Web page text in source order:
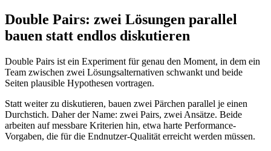
Double Pairs: zwei Lösungen parallel
bauen statt endlos diskutieren
Double Pairs ist ein Experiment für genau den Moment, in dem ein
Team zwischen zwei Lösungsalternativen schwankt und beide
Seiten plausible Hypothesen vortragen.
Statt weiter zu diskutieren, bauen zwei Pärchen parallel je einen
Durchstich. Daher der Name: zwei Pairs, zwei Ansätze. Beide
arbeiten auf messbare Kriterien hin, etwa harte Performance-
Vorgaben, die für die Endnutzer-Qualität erreicht werden müssen.